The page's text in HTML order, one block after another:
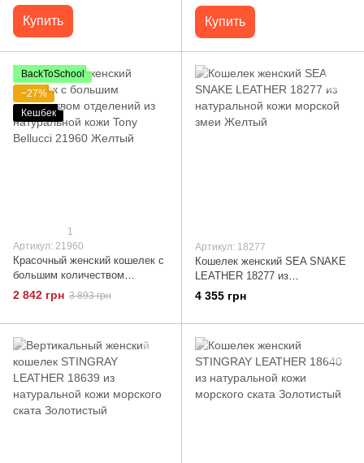
Купить Купить
BackToSchool
−27%
Кешбек
1
Артикул: 21960
Красочный женский кошелек с
большим количеством
отделений из натуральной
кожи Tony Bellucci 21960
2 842 грн 3 893 грн
Артикул: 18277
Кошелек женский SEA SNAKE
LEATHER 18277 из
натуральной кожи морской
змеи Желтый
4 355 грн